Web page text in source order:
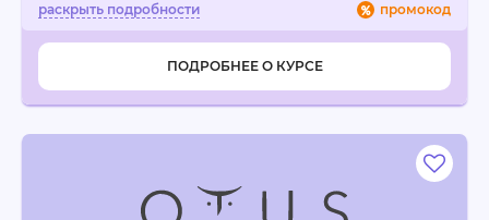
промокод
ПОДРОБНЕЕ О КУРСЕ